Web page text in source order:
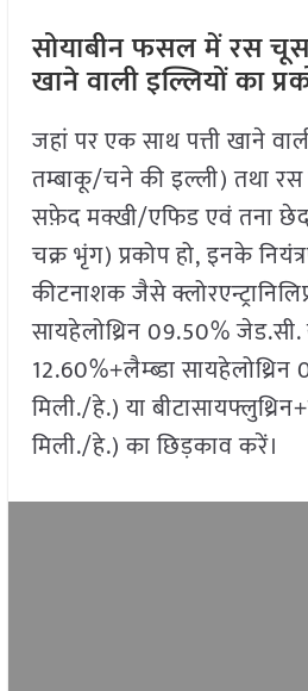
सोयाबीन फसल में रस
खाने वाली इल्लियों का
जहां पर एक साथ पत्ती खाने
तम्बाकू/चने की इल्ली) तथा
सफ़ेद मक्खी/एफिड एवं तना
चक्र भृंग) प्रकोप हो, इनके
कीटनाशक जैसे
सायहेलोथ्रिन 09.50% जेड.सी.
12.60%+लैम्ब्डा
मिली./हे.) या
मिली./हे.) का छिड़काव करें।